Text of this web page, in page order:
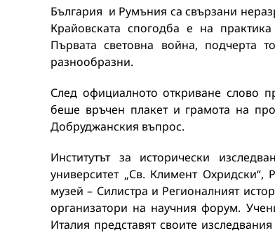
България и Румъния са свързани
Крайовската спогодба е на
Първата световна война, подчерта
разнообразни.
След официалното откриване слово
беше връчен плакет и грамота на
Добруджанския въпрос.
Институтът за исторически
университет „Св. Климент Охридски“,
музей – Силистра и Регионалният
организатори на научния форум.
Италия представят своите